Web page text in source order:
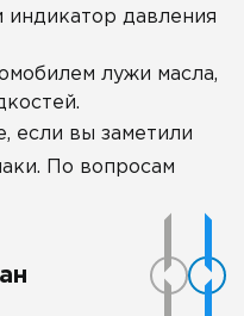
индикатор давления
лужи масла,
если вы заметили
По вопросам